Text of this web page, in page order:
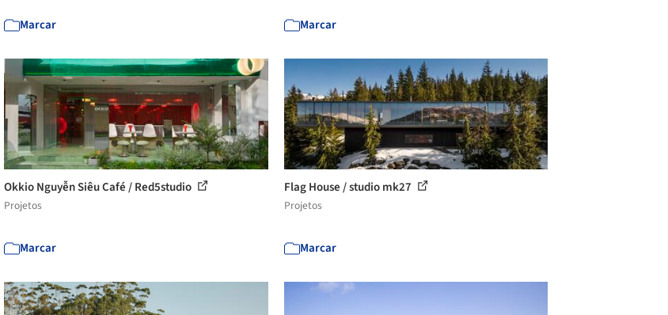
Marcar Marcar
Okkio Nguyễn Siêu Café / Red5studio
Projetos
Marcar
Flag House / studio mk27
Projetos
Marcar